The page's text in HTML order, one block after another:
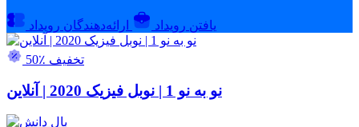
یافتن رویداد ارائه‌دهندگان رویداد
50٪ تخفیف
نو به نو 1 | نوبل فیزیک 2020 | آنلاین